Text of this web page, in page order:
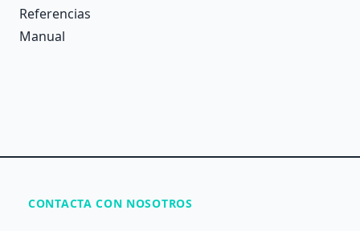
Referencias
Manual
CONTACTA CON NOSOTROS